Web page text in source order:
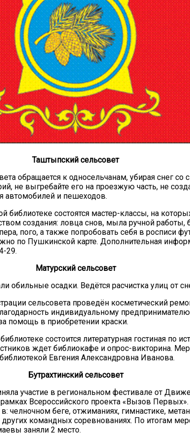
Таштыпский сельсовет
обращается к односельчанам, убирая снег со
не выгребайте его на проезжую часть, не
автомобилей и пешеходов.
библиотеке состоятся мастер-классы, на
создания: ловца снов, мыла ручной работы,
пого, а также попробовать себя в росписи
по Пушкинской карте. Дополнительная
29.
Матурский сельсовет
обильные осадки. Ведётся расчистка улиц от
сельсовета проведён косметический
индивидуальному
помощь в приобретении краски.
состоится литературная гостиная по
ждет библиокафе и опрос-викторина.
Евгения Александровна Иванова.
Бутрахтинский сельсовет
участие в региональном фестивале от
Всероссийского проекта «Вызов Первых».
в: челночном беге, отжиманиях, гимнастике,
командных соревнованиях. По итогам
заняли 2 место.